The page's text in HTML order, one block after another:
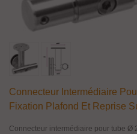
Connecteur Intermédiaire
Fixation Plafond Et Reprise
Connecteur intermédiaire pour tube Ø